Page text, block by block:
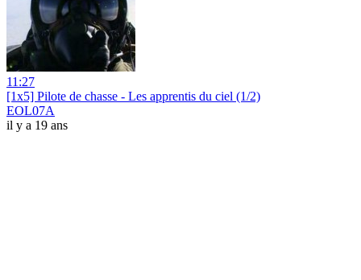
11:27
[1x5] Pilote de chasse - Les apprentis du ciel (1/2)
EOL07A
il y a 19 ans